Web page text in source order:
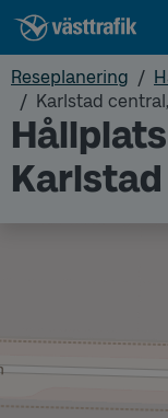
Reseplanering
Karlstad
Karlstad